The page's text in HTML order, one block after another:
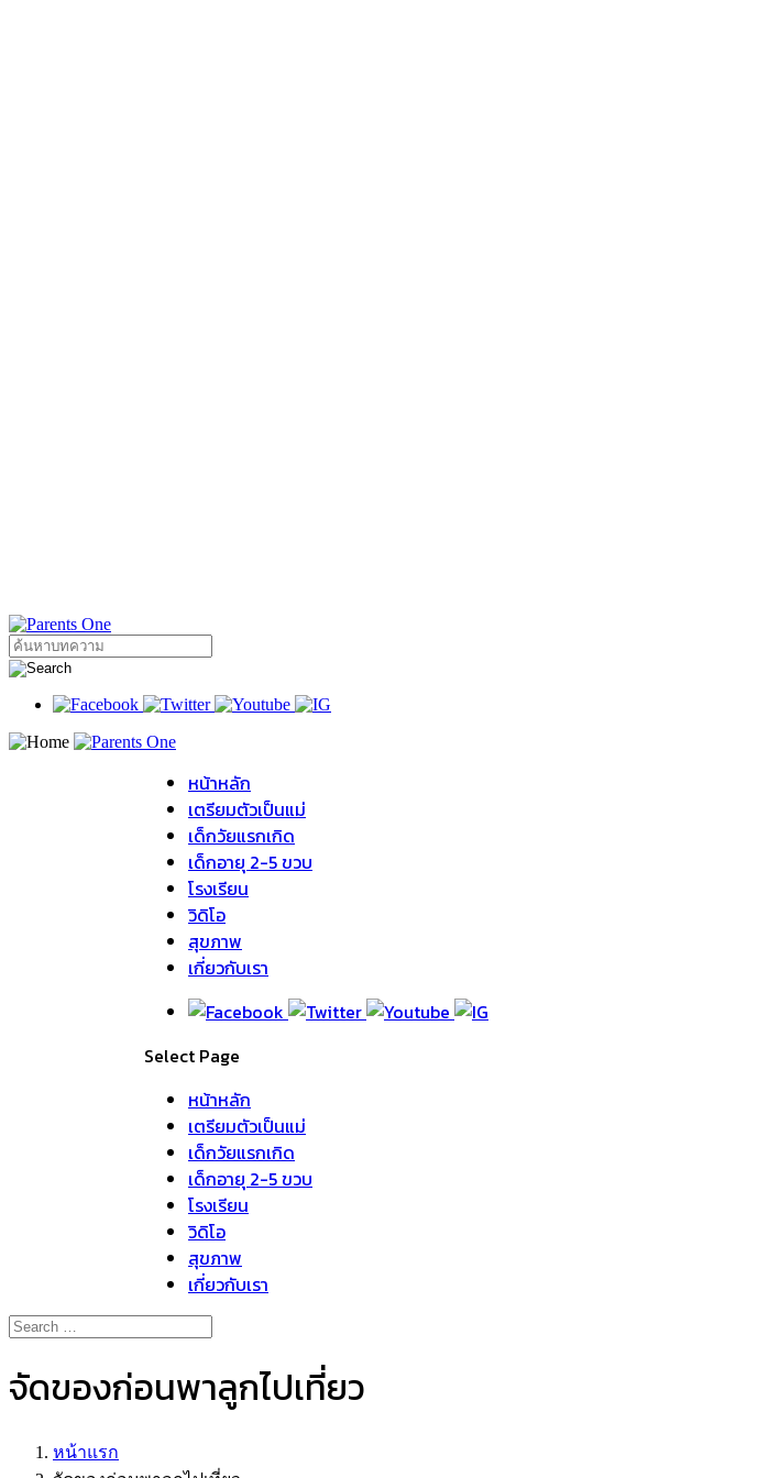
หน้าหลัก
เตรียมตัวเป็นแม่
เด็กวัยแรกเกิด
เด็กอายุ 2-5 ขวบ
โรงเรียน
วิดิโอ
สุขภาพ
เกี่ยวกับเรา
Select Page
หน้าหลัก
เตรียมตัวเป็นแม่
เด็กวัยแรกเกิด
เด็กอายุ 2-5 ขวบ
โรงเรียน
วิดิโอ
สุขภาพ
เกี่ยวกับเรา
จัดของก่อนพาลูกไปเที่ยว
หน้าแรก